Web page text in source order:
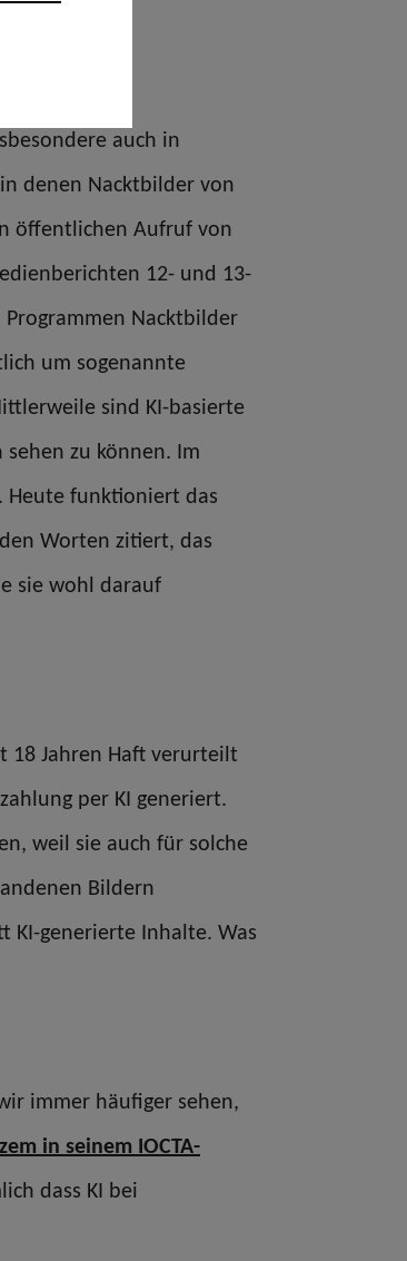
auch in
denen Nacktbilder von
öffentlichen Aufruf von
12- und 13-
Nacktbilder
um sogenannte
sind KI-basierte
zu können. Im
Heute funktioniert das
Worten zitiert, das
sie wohl darauf
18 Jahren Haft verurteilt
per KI generiert.
weil sie auch für solche
Bildern
KI-generierte Inhalte. Was
immer häufiger sehen,
in seinem IOCTA-
dass KI bei